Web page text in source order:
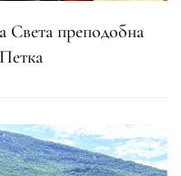
Света преподобна